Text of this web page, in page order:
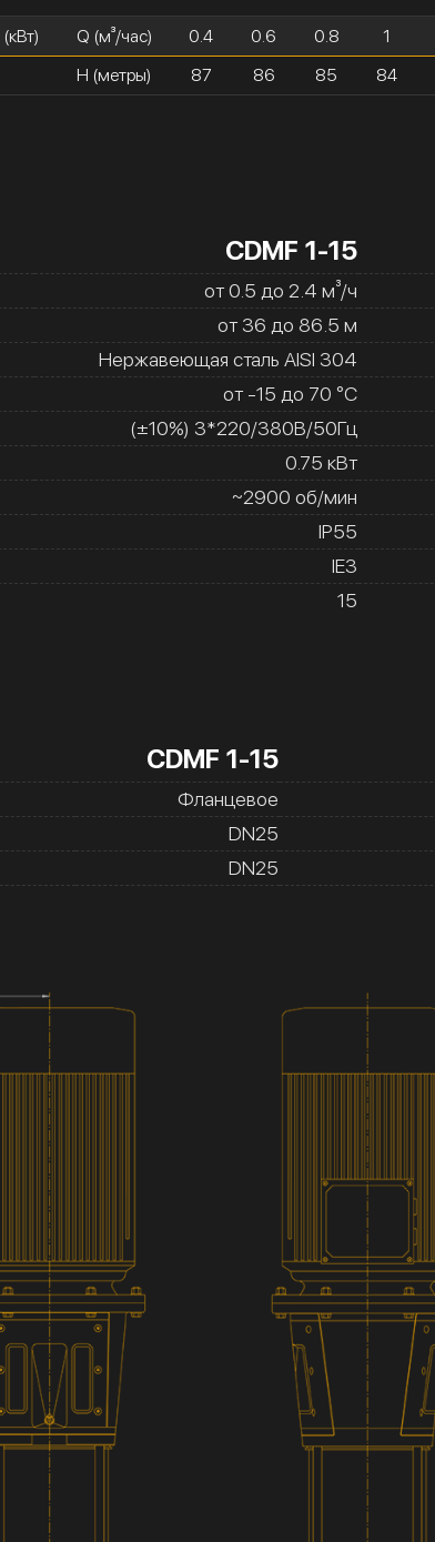
(кВт)
Q (м³/час)
H (метры)
0.4
87
0.6
86
0.8
85
1
84
CDMF 1-15
от 0.5 до 2.4 м³/ч
от 36 до 86.5 м
Нержавеющая сталь AISI 304
от -15 до 70 °C
(±10%) 3*220/380В/50Гц
0.75 кВт
~2900 об/мин
IP55
IE3
15
CDMF 1-15
Фланцевое
DN25
DN25